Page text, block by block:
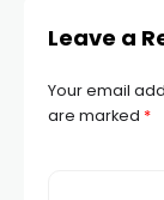
Leave a
Your email
are marked *